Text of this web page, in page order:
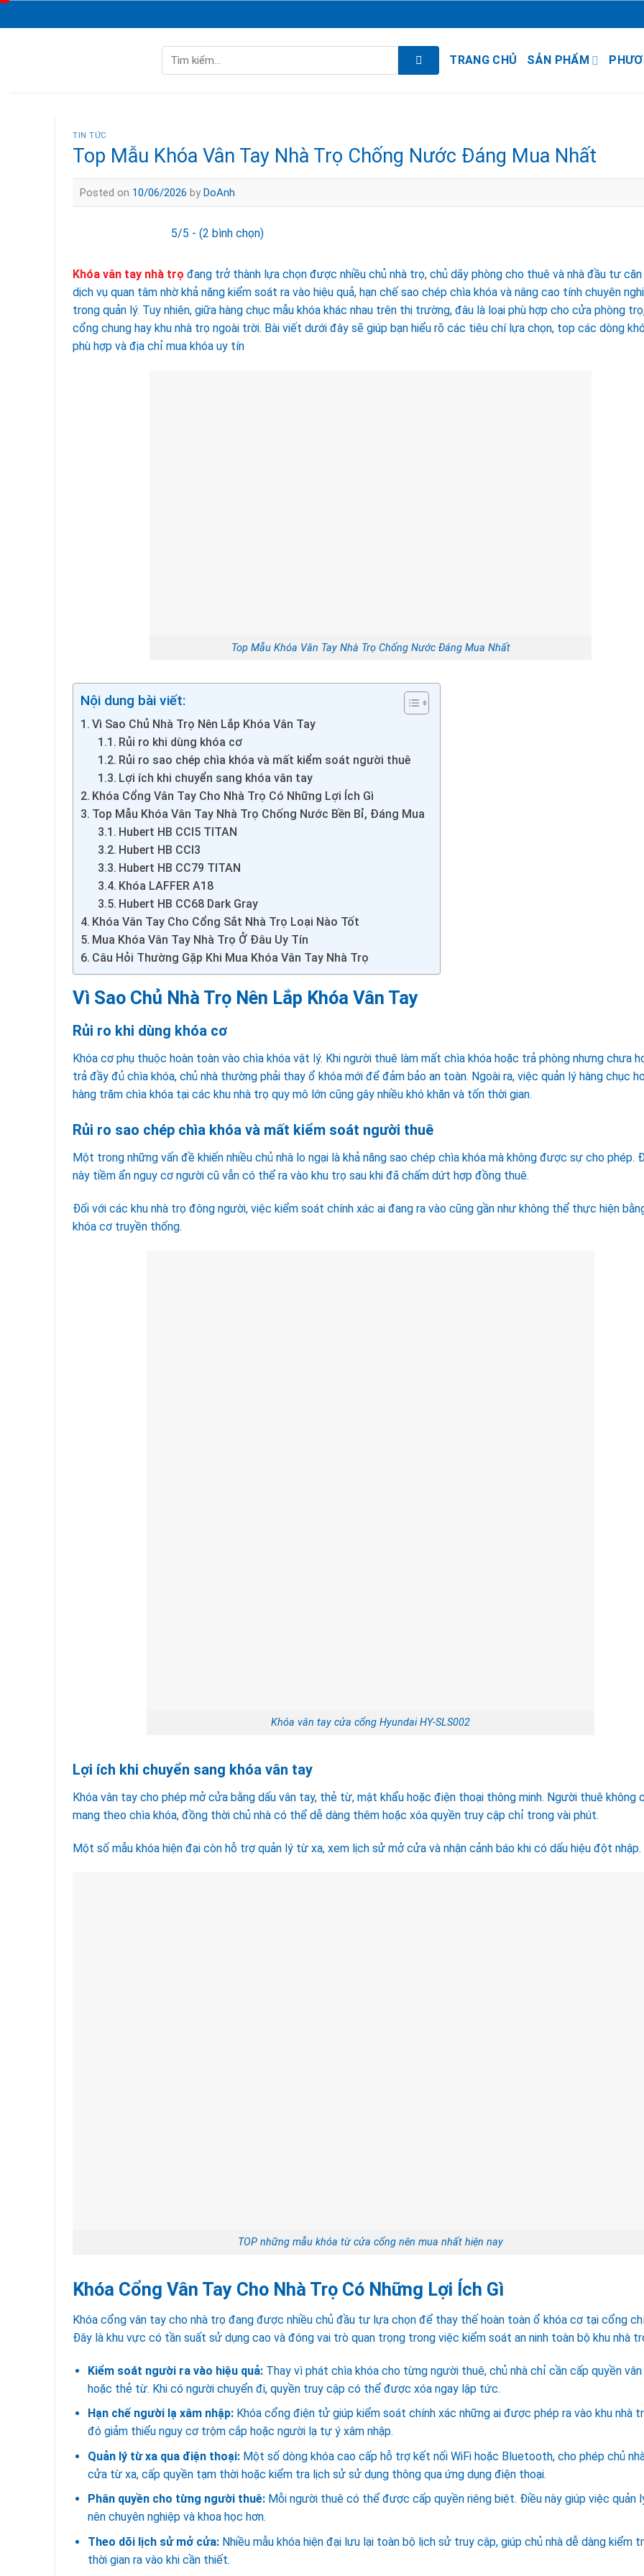
to
kiếm:
TRANG CHỦ SẢN PHẨM
TIN TỨC
Top Mẫu Khóa Vân Tay Nhà Trọ Chống Nước Đáng Mua Nhất
Posted on 10/06/2026 by DoAnh
5/5 - (2 bình chọn)
Khóa vân tay nhà trọ đang trở thành lựa chọn được nhiều chủ nhà trọ, chủ dãy phòng cho thuê và nhà đầu tư căn
dịch vụ quan tâm nhờ khả năng kiểm soát ra vào hiệu quả, hạn chế sao chép chìa khóa và nâng cao tính chuyên
trong quản lý. Tuy nhiên, giữa hàng chục mẫu khóa khác nhau trên thị trường, đâu là loại phù hợp cho cửa phòng
cổng chung hay khu nhà trọ ngoài trời. Bài viết dưới đây sẽ giúp bạn hiểu rõ các tiêu chí lựa chọn, top các dòng
phù hợp và địa chỉ mua khóa uy tín
Top Mẫu Khóa Vân Tay Nhà Trọ Chống Nước Đáng Mua Nhất
Nội dung bài viết:
Vì Sao Chủ Nhà Trọ Nên Lắp Khóa Vân Tay
Rủi ro khi dùng khóa cơ
Rủi ro sao chép chìa khóa và mất kiểm soát người thuê
Lợi ích khi chuyển sang khóa vân tay
Khóa Cổng Vân Tay Cho Nhà Trọ Có Những Lợi Ích Gì
Top Mẫu Khóa Vân Tay Nhà Trọ Chống Nước Bền Bỉ, Đáng Mua
Hubert HB CCI5 TITAN
Hubert HB CCI3
Hubert HB CC79 TITAN
Khóa LAFFER A18
Hubert HB CC68 Dark Gray
Khóa Vân Tay Cho Cổng Sắt Nhà Trọ Loại Nào Tốt
Mua Khóa Vân Tay Nhà Trọ Ở Đâu Uy Tín
Câu Hỏi Thường Gặp Khi Mua Khóa Vân Tay Nhà Trọ
Vì Sao Chủ Nhà Trọ Nên Lắp Khóa Vân Tay
Rủi ro khi dùng khóa cơ
Khóa cơ phụ thuộc hoàn toàn vào chìa khóa vật lý. Khi người thuê làm mất chìa khóa hoặc trả phòng nhưng chưa
trả đầy đủ chìa khóa, chủ nhà thường phải thay ổ khóa mới để đảm bảo an toàn. Ngoài ra, việc quản lý hàng chục
hàng trăm chìa khóa tại các khu nhà trọ quy mô lớn cũng gây nhiều khó khăn và tốn thời gian.
Rủi ro sao chép chìa khóa và mất kiểm soát người thuê
Một trong những vấn đề khiến nhiều chủ nhà lo ngại là khả năng sao chép chìa khóa mà không được sự cho phép.
này tiềm ẩn nguy cơ người cũ vẫn có thể ra vào khu trọ sau khi đã chấm dứt hợp đồng thuê.
Đối với các khu nhà trọ đông người, việc kiểm soát chính xác ai đang ra vào cũng gần như không thể thực hiện
khóa cơ truyền thống.
Khóa vân tay cửa cổng Hyundai HY-SLS002
Lợi ích khi chuyển sang khóa vân tay
Khóa vân tay cho phép mở cửa bằng dấu vân tay, thẻ từ, mật khẩu hoặc điện thoại thông minh. Người thuê không
mang theo chìa khóa, đồng thời chủ nhà có thể dễ dàng thêm hoặc xóa quyền truy cập chỉ trong vài phút.
Một số mẫu khóa hiện đại còn hỗ trợ quản lý từ xa, xem lịch sử mở cửa và nhận cảnh báo khi có dấu hiệu đột nhập.
TOP những mẫu khóa từ cửa cổng nên mua nhất hiện nay
Khóa Cổng Vân Tay Cho Nhà Trọ Có Những Lợi Ích Gì
Khóa cổng vân tay cho nhà trọ đang được nhiều chủ đầu tư lựa chọn để thay thế hoàn toàn ổ khóa cơ tại cổng
Đây là khu vực có tần suất sử dụng cao và đóng vai trò quan trọng trong việc kiểm soát an ninh toàn bộ khu nhà
Kiểm soát người ra vào hiệu quả: Thay vì phát chìa khóa cho từng người thuê, chủ nhà chỉ cần cấp quyền
hoặc thẻ từ. Khi có người chuyển đi, quyền truy cập có thể được xóa ngay lập tức.
Hạn chế người lạ xâm nhập: Khóa cổng điện tử giúp kiểm soát chính xác những ai được phép ra vào khu nhà
đó giảm thiểu nguy cơ trộm cắp hoặc người lạ tự ý xâm nhập.
Quản lý từ xa qua điện thoại: Một số dòng khóa cao cấp hỗ trợ kết nối WiFi hoặc Bluetooth, cho phép chủ
cửa từ xa, cấp quyền tạm thời hoặc kiểm tra lịch sử sử dụng thông qua ứng dụng điện thoại.
Phân quyền cho từng người thuê: Mỗi người thuê có thể được cấp quyền riêng biệt. Điều này giúp việc quản
nên chuyên nghiệp và khoa học hơn.
Theo dõi lịch sử mở cửa: Nhiều mẫu khóa hiện đại lưu lại toàn bộ lịch sử truy cập, giúp chủ nhà dễ dàng kiểm
thời gian ra vào khi cần thiết.